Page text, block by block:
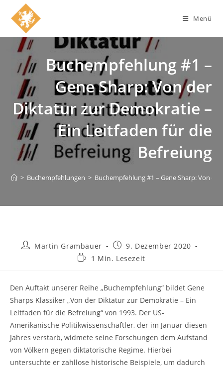
Inhalt
springen
Menü
Buchempfehlung #1 –
Gene Sharp: Von der
Diktatur zur Demokratie –
Ein Leitfaden für die
Befreiung
> Buchempfehlungen > Buchempfehlung #1 – Gene Sharp: Von
Beitrags-
Martin Grambauer
Beitrag
veröffentlicht:
9. Dezember 2020
Lesedauer:
1 Min. Lesezeit
Den Auftakt unserer Reihe „Buchempfehlung“ bildet Gene
Sharps Klassiker „Von der Diktatur zur Demokratie – Ein
Leitfaden für die Befreiung“ von 1993. Der US-
Amerikanische Politikwissenschaftler, der im Januar diesen
Jahres verstarb, widmete seine Forschungen dem Aufstand
von Völkern gegen diktatorische Regime. Hierbei
untersuchte er zahllose historische Beispiele, um dadurch